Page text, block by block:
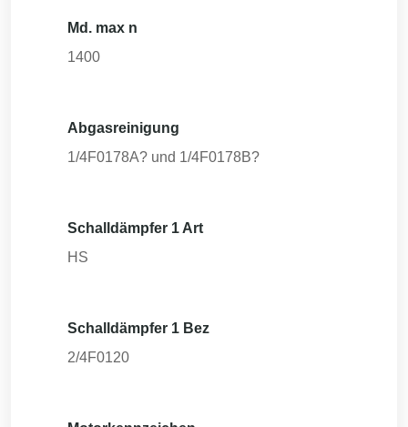
Md. max n
1400
Abgasreinigung
1/4F0178A? und 1/4F0178B?
Schalldämpfer 1 Art
HS
Schalldämpfer 1 Bez
2/4F0120